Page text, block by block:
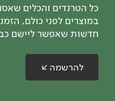
כל הטרנדים והכלים
במוצרים לפני כולם,
חדשות שאפשר ליישם
להרשמה